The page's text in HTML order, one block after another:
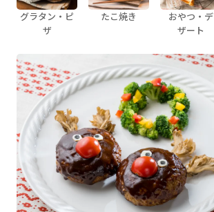
グラタン・ピ
ザ
たこ焼き
おやつ・デ
ザート